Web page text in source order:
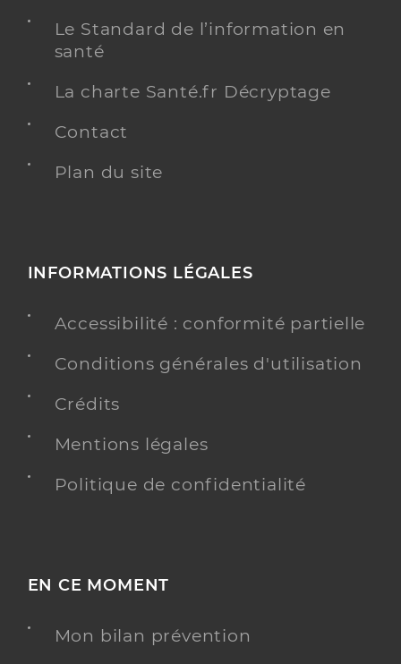
Le Standard de l’information en
santé
La charte Santé.fr Décryptage
Contact
Plan du site
INFORMATIONS LÉGALES
Accessibilité : conformité partielle
Conditions générales d'utilisation
Crédits
Mentions légales
Politique de confidentialité
EN CE MOMENT
Mon bilan prévention